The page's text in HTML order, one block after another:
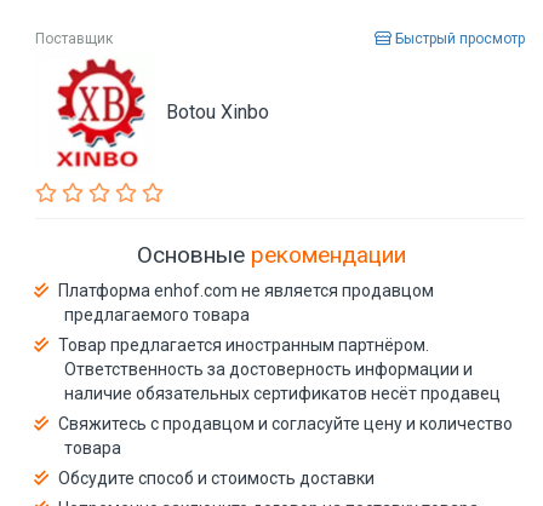
Поставщик Быстрый просмотр
Botou Xinbo
Основные рекомендации
Платформа enhof.com не является продавцом
предлагаемого товара
Товар предлагается иностранным партнёром.
Ответственность за достоверность информации и
наличие обязательных сертификатов несёт продавец
Свяжитесь с продавцом и согласуйте цену и количество
товара
Обсудите способ и стоимость доставки